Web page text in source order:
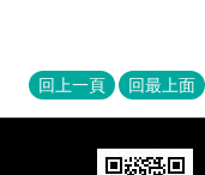
回上一頁 回最上面